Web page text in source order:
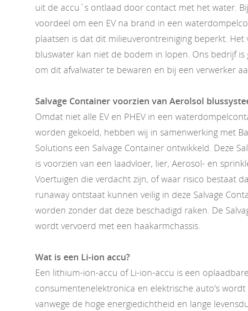
uit de accu`s ontlaad door contact met het water.
voordeel om een EV na brand in een
plaatsen is dat dit milieuverontreiniging beperkt. Het
bluswater kan niet de bodem in lopen. Ons bedrijf is
om dit afvalwater te bewaren en bij een verwerker
Salvage Container voorzien van Aerolsol
Omdat niet alle EV en PHEV in een
worden gekoeld, hebben wij in samenwerking met
Solutions een Salvage Container ontwikkeld. Deze
is voorzien van een laadvloer, lier, Aerosol- en
Voertuigen die verdacht zijn, of waar risico bestaat
runaway ontstaat kunnen veilig in deze Salvage
worden zonder dat deze beschadigd raken. De
wordt vervoerd met een haakarmchassis.
Wat is een Li-ion accu?
Een lithium-ion-accu of Li-ion-accu is een
consumentenelektronica en elektrische auto's
vanwege de hoge energiedichtheid en lange